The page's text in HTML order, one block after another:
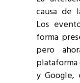
causa de
Los
forma
pero
y Google,